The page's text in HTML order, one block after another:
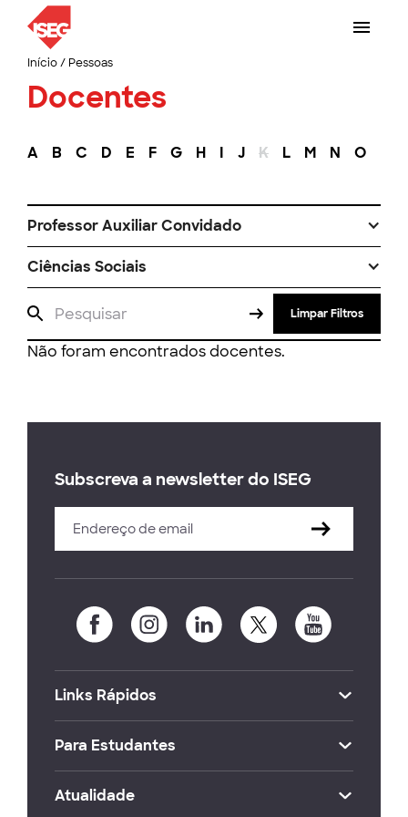
Início/ Pessoas
Docentes
A B C D E F G H I J K L M N O
Professor Auxiliar Convidado
Ciências Sociais
Limpar Filtros
Não foram encontrados docentes.
Subscreva a newsletter do ISEG
Links Rápidos
Para Estudantes
Atualidade